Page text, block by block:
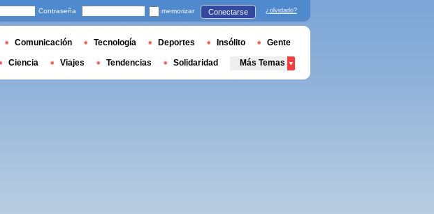
Contraseña memorizar Conectarse ¿olvidado?
Comunicación Tecnología Deportes Insólito Gente
Ciencia Viajes Tendencias Solidaridad Más Temas